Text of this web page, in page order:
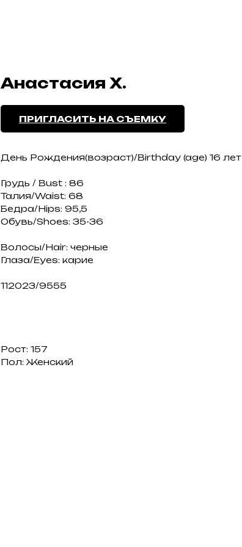
Анастасия Х.
ПРИГЛАСИТЬ НА СЪЕМКУ
День Рождения(возраст)/Birthday (age) 16 лет
Грудь / Bust : 86
Талия/Waist: 68
Бедра/Hips: 95,5
Обувь/Shoes: 35-36
Волосы/Hair: черные
Глаза/Eyes: карие
112023/9555
Рост: 157
Пол: Женский